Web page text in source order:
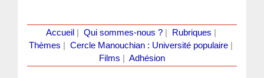
Accueil Qui sommes-nous ?| Rubriques
Thèmes
Cercle Manouchian : Université populaire
Films
Adhésion